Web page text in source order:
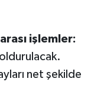
işlemler:
net şekilde